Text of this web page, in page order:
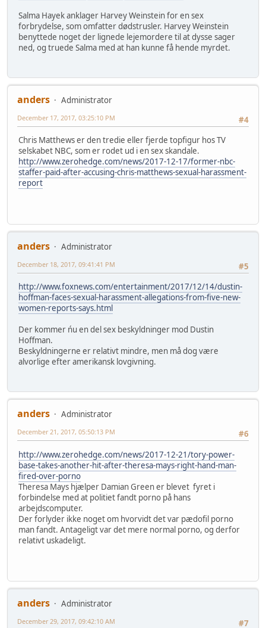
Salma Hayek anklager Harvey Weinstein for en sex
forbrydelse, som omfatter dødstrusler. Harvey Weinstein
benyttede noget der lignede lejemordere til at dysse sager
ned, og truede Salma med at han kunne få hende myrdet.
anders
Administrator
#4
December 17, 2017, 03:25:10 PM
Chris Matthews er den tredie eller fjerde topfigur hos TV
selskabet NBC, som er rodet ud i en sex skandale.
http://www.zerohedge.com/news/2017-12-17/former-nbc-
staffer-paid-after-accusing-chris-matthews-sexual-harassment-
report
anders
Administrator
#5
December 18, 2017, 09:41:41 PM
http://www.foxnews.com/entertainment/2017/12/14/dustin-
hoffman-faces-sexual-harassment-allegations-from-five-new-
women-reports-says.html
Der kommer ńu en del sex beskyldninger mod Dustin
Hoffman.
Beskyldningerne er relativt mindre, men må dog være
alvorlige efter amerikansk lovgivning.
anders
Administrator
#6
December 21, 2017, 05:50:13 PM
http://www.zerohedge.com/news/2017-12-21/tory-power-
base-takes-another-hit-after-theresa-mays-right-hand-man-
fired-over-porno
Theresa Mays hjælper Damian Green er blevet fyret i
forbindelse med at politiet fandt porno på hans
arbejdscomputer.
Der forlyder ikke noget om hvorvidt det var pædofil porno
man fandt. Antageligt var det mere normal porno, og derfor
relativt uskadeligt.
anders
Administrator
#7
December 29, 2017, 09:42:10 AM